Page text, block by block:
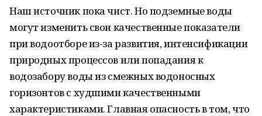
Наш источник пока чист. Но подземные воды
могут изменить свои качественные показатели
при водоотборе из-за развития, интенсификации
природных процессов или попадания к
водозабору воды из смежных водоносных
горизонтов с худшими качественными
характеристиками. Главная опасность в том, что